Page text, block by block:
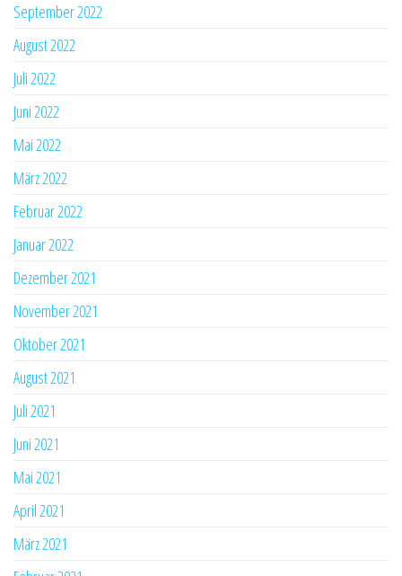
September 2022
August 2022
Juli 2022
Juni 2022
Mai 2022
März 2022
Februar 2022
Januar 2022
Dezember 2021
November 2021
Oktober 2021
August 2021
Juli 2021
Juni 2021
Mai 2021
April 2021
März 2021